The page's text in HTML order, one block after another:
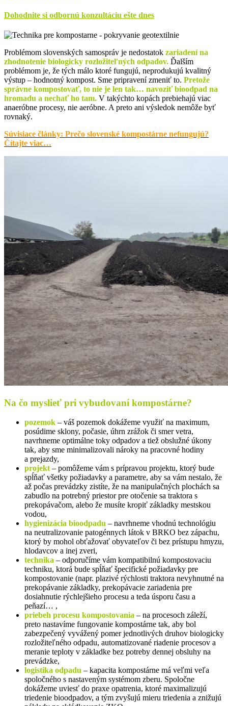
Dohodnite si odbornú konzultáciu ešte dnes
Problémom slovenských samospráv je nedostatok zariadení na
zhodnotenie biologicky rozložiteľných odpadov. Ďalším
problémom je, že tých málo ktoré fungujú, neprodukujú kvalitný
výstup – hodnotný kompost. Sme pripravení zmeniť to. Pretože
správne kompostovať, to nie je len tak… navoziť bioodpad na
hromadu a nechať ho tam. V takýchto kopách prebiehajú viac
anaeróbne procesy, nie aeróbne. A preto ani výsledok nemôže byť
rovnaký.
Súvisiace články: Prečo slovenské kompostárne nefungujú?
Čítajte viac…
Na čo myslieť pri vybudovaní kompostárne?
pozemok – váš pozemok dokážeme využiť na maximum,
posúdime sklony, počasie, úhrn zrážok či smer vetra,
navrhneme optimálne toky odpadov a tiež obslužné úkony
tak, aby sme minimalizovali nároky na pracovné hodiny
a prejazdy,
projekt – pomôžeme vám s prípravou projektu, ktorý bude
spĺňať všetky požiadavky a parametre, aby sa vám nestalo, že
až počas prevádzky zistíte, že na manipulačných plochách sa
zabudlo na potrebný priestor pre otočenie sa traktora s
prekopávačom, alebo že musíte kropiť základky mestskou
vodou,
hygienizácia bioodpadu – navrhneme vhodnú technológiu
na neutralizovanie patogénnych látok v BRKO bez zápachu,
ktorý by mohol obťažovať obyvateľov či bez prístupu hmyzu,
hlodavcov a inej zveri,
technika – odporučíme vám kompatibilnú kompostovaciu
techniku, ktorá bude spĺňať špecifické požiadavky pre
kompostovanie (napr. plazivé rýchlosti traktora nevyhnutné na
prekopávanie základky, prekopávacie zariadenia pre
dosiahnutie rýchlejšieho procesu a teda úsporu času a
peňazí… ,
priebeh procesu kompostovania – na procesoch záleží,
preto nastavíme fungovanie kompostárne tak, aby bol
zabezpečený vyvážený pomer jednotlivých druhov biologicky
rozložiteľného odpadu, automatizované riadenie procesov a
meranie teploty v základke bez potreby dennej obsluhy na
prevádzke,
logistika odpadu – kapacita kompostárne má veľmi veľa
spoločného s nastaveným systémom zberu. Spoločne
dokážeme uviesť do praxe opatrenia, ktoré maximalizujú
triedenie bioodpadov, a tým zvyšujú mieru triedenia a znižujú